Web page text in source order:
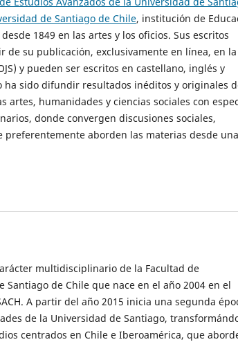
de Santiago de Chile, institución de
1849 en las artes y los oficios. Sus escritos
de su publicación, exclusivamente en línea, en la
y pueden ser escritos en castellano, inglés y
ha sido difundir resultados inéditos y originales
artes, humanidades y ciencias sociales con
donde convergen discusiones sociales,
preferentemente aborden las materias desde una
multidisciplinario de la Facultad de
de Chile que nace en el año 2004 en el
A partir del año 2015 inicia una segunda
de la Universidad de Santiago,
centrados en Chile e Iberoamérica, que